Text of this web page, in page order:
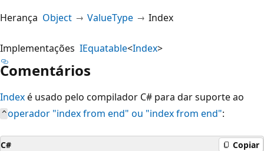
Herança Object ValueType Index
Implementações IEquatable<Index>
Comentários
Indexé usado pelo compilador C# para dar suporte ao
^operador "index from end" ou "index from end":
C# Copiar